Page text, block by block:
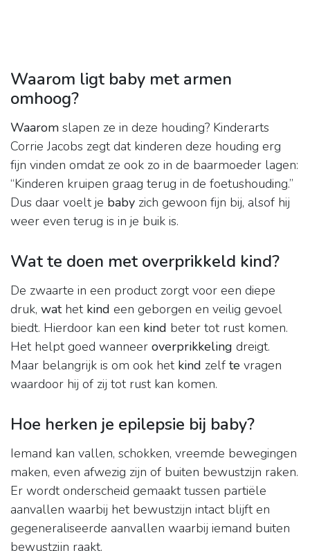
Waarom ligt baby met armen
omhoog?
Waarom slapen ze in deze houding? Kinderarts
Corrie Jacobs zegt dat kinderen deze houding erg
fijn vinden omdat ze ook zo in de baarmoeder lagen:
“Kinderen kruipen graag terug in de foetushouding.”
Dus daar voelt je baby zich gewoon fijn bij, alsof hij
weer even terug is in je buik is.
Wat te doen met overprikkeld kind?
De zwaarte in een product zorgt voor een diepe
druk, wathet kind een geborgen en veilig gevoel
biedt. Hierdoor kan een kind beter tot rust komen.
Het helpt goed wanneer overprikkeling dreigt.
Maar belangrijk is om ook het kind zelf te vragen
waardoor hij of zij tot rust kan komen.
Hoe herken je epilepsie bij baby?
Iemand kan vallen, schokken, vreemde bewegingen
maken, even afwezig zijn of buiten bewustzijn raken.
Er wordt onderscheid gemaakt tussen partiële
aanvallen waarbij het bewustzijn intact blijft en
gegeneraliseerde aanvallen waarbij iemand buiten
bewustzijn raakt.